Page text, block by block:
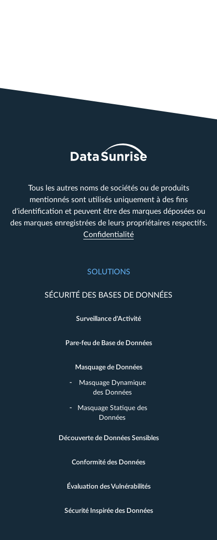
Tous les autres noms de sociétés ou de produits
mentionnés sont utilisés uniquement à des fins
d'identification et peuvent être des marques déposées ou
des marques enregistrées de leurs propriétaires respectifs.
Confidentialité
SOLUTIONS
SÉCURITÉ DES BASES DE DONNÉES
Surveillance d'Activité
Pare-feu de Base de Données
Masquage de Données
Masquage Dynamique
des Données
Masquage Statique des
Données
Découverte de Données Sensibles
Conformité des Données
Évaluation des Vulnérabilités
Sécurité Inspirée des Données